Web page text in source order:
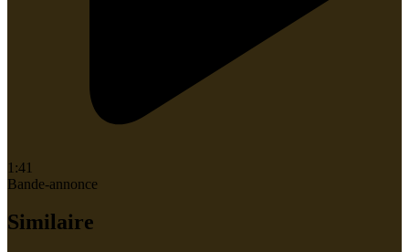
1:41
Bande-annonce
Similaire